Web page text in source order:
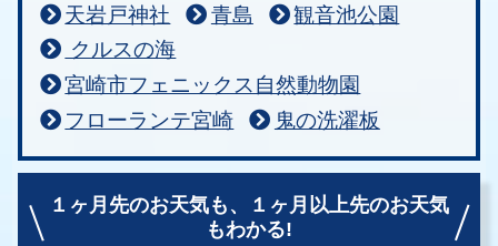
天岩戸神社
青島
観音池公園
クルスの海
宮崎市フェニックス自然動物園
フローランテ宮崎
鬼の洗濯板
１ヶ月先のお天気も、
１ヶ月以上先のお天気
もわかる!